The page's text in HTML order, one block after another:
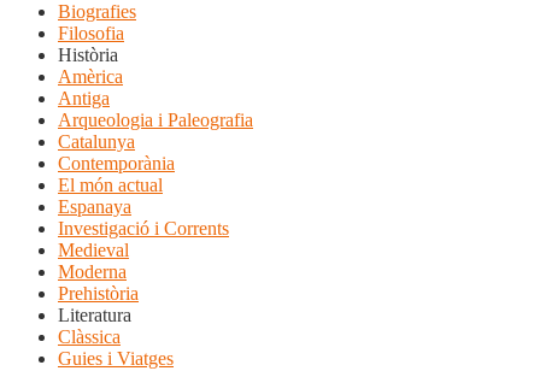
Biografies
Filosofia
Història
Amèrica
Antiga
Arqueologia i Paleografia
Catalunya
Contemporània
El món actual
Espanaya
Investigació i Corrents
Medieval
Moderna
Prehistòria
Literatura
Clàssica
Guies i Viatges